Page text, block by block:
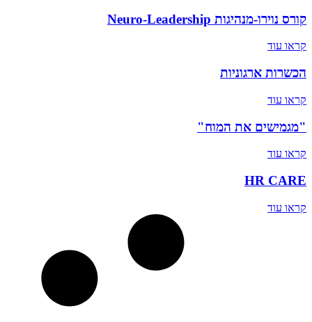
קורס נוירו-מנהיגות Neuro-Leadership
קראו עוד
הכשרות ארגוניות
קראו עוד
"מגמישים את המוח"
קראו עוד
HR CARE
קראו עוד